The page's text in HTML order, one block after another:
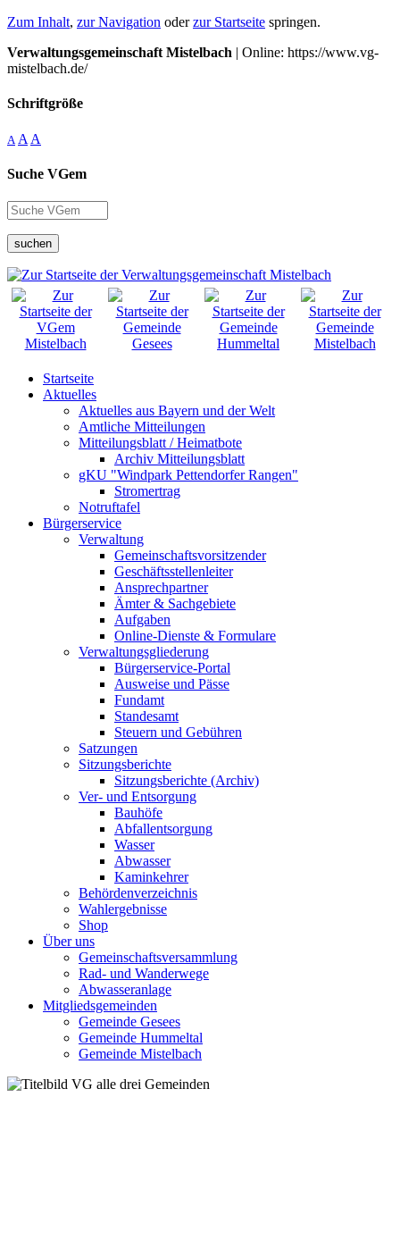
Zum Inhalt, zur Navigation oderzur Startseite springen.
Verwaltungsgemeinschaft Mistelbach | Online: https://www.vg-
mistelbach.de/
Schriftgröße
A A A
Suche VGem
suchen
Startseite
Aktuelles
Aktuelles aus Bayern und der Welt
Amtliche Mitteilungen
Mitteilungsblatt / Heimatbote
Archiv Mitteilungsblatt
gKU "Windpark Pettendorfer Rangen"
Stromertrag
Notruftafel
Bürgerservice
Verwaltung
Gemeinschaftsvorsitzender
Geschäftsstellenleiter
Ansprechpartner
Ämter & Sachgebiete
Aufgaben
Online-Dienste & Formulare
Verwaltungsgliederung
Bürgerservice-Portal
Ausweise und Pässe
Fundamt
Standesamt
Steuern und Gebühren
Satzungen
Sitzungsberichte
Sitzungsberichte (Archiv)
Ver- und Entsorgung
Bauhöfe
Abfallentsorgung
Wasser
Abwasser
Kaminkehrer
Behördenverzeichnis
Wahlergebnisse
Shop
Über uns
Gemeinschaftsversammlung
Rad- und Wanderwege
Abwasseranlage
Mitgliedsgemeinden
Gemeinde Gesees
Gemeinde Hummeltal
Gemeinde Mistelbach